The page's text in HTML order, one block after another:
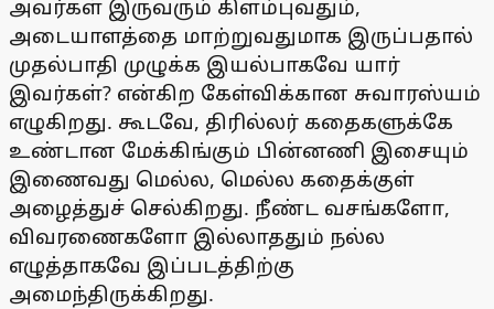
அவர்கள் இருவரும் கிளம்புவதும்,
அடையாளத்தை மாற்றுவதுமாக இருப்பதால்
முதல்பாதி முழுக்க இயல்பாகவே யார்
இவர்கள்? என்கிற கேள்விக்கான சுவாரஸ்யம்
எழுகிறது. கூடவே, திரில்லர் கதைகளுக்கே
உண்டான மேக்கிங்கும் பின்னணி இசையும்
இணைவது மெல்ல, மெல்ல கதைக்குள்
அழைத்துச் செல்கிறது. நீண்ட வசங்களோ,
விவரணைகளோ இல்லாததும் நல்ல
எழுத்தாகவே இப்படத்திற்கு
அமைந்திருக்கிறது.